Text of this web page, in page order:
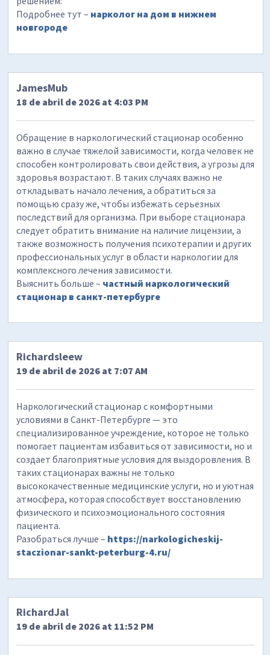
Подробнее тут – нарколог на дом в нижнем
новгороде
JamesMub
18 de abril de 2026 at 4:03 PM
Обращение в наркологический стационар особенно
важно в случае тяжелой зависимости, когда человек не
способен контролировать свои действия, а угрозы для
здоровья возрастают. В таких случаях важно не
откладывать начало лечения, а обратиться за
помощью сразу же, чтобы избежать серьезных
последствий для организма. При выборе стационара
следует обратить внимание на наличие лицензии, а
также возможность получения психотерапии и других
профессиональных услуг в области наркологии для
комплексного лечения зависимости.
Выяснить больше – частный наркологический
стационар в санкт-петербурге
Richardsleew
19 de abril de 2026 at 7:07 AM
Наркологический стационар с комфортными
условиями в Санкт-Петербурге — это
специализированное учреждение, которое не только
помогает пациентам избавиться от зависимости, но и
создает благоприятные условия для выздоровления. В
таких стационарах важны не только
высококачественные медицинские услуги, но и уютная
атмосфера, которая способствует восстановлению
физического и психоэмоционального состояния
пациента.
Разобраться лучше – https://narkologicheskij-
staczionar-sankt-peterburg-4.ru/
RichardJal
19 de abril de 2026 at 11:52 PM